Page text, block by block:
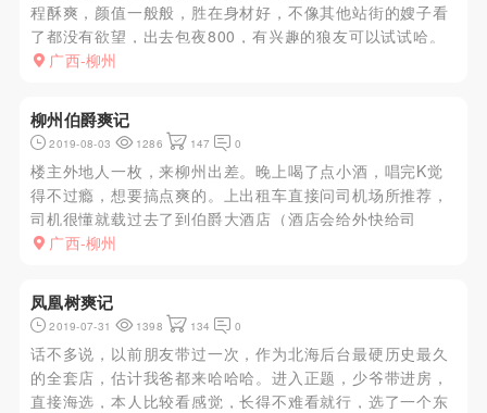
程酥爽，颜值一般般，胜在身材好，不像其他站街的嫂子看
了都没有欲望，出去包夜800，有兴趣的狼友可以试试哈。
广西-柳州
柳州伯爵爽记
2019-08-03 1286 147 0
楼主外地人一枚，来柳州出差。晚上喝了点小酒，唱完K觉
得不过瘾，想要搞点爽的。上出租车直接问司机场所推荐，
司机很懂就载过去了到伯爵大酒店（酒店会给外快给司
机）。到了之后直接被带到7楼的一个大床房挑人。当时凌
的，打个80分。然后带到...
广西-柳州
凤凰树爽记
2019-07-31 1398 134 0
话不多说，以前朋友带过一次，作为北海后台最硬历史最久
的全套店，估计我爸都来哈哈哈。进入正题，少爷带进房，
直接海选，本人比较看感觉，长得不难看就行，选了一个东